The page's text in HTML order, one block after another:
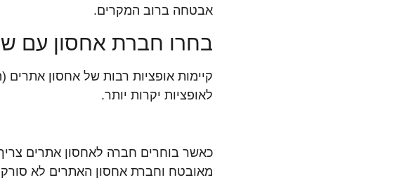
אבטחה ברוב המקרים.
בחרו חברת אחסון עם
קיימות אופציות רבות של אחסון
לאופציות יקרות יותר.
כאשר בוחרים חברה לאחסון אתרים
מאובטח וחברת אחסון האתרים לא